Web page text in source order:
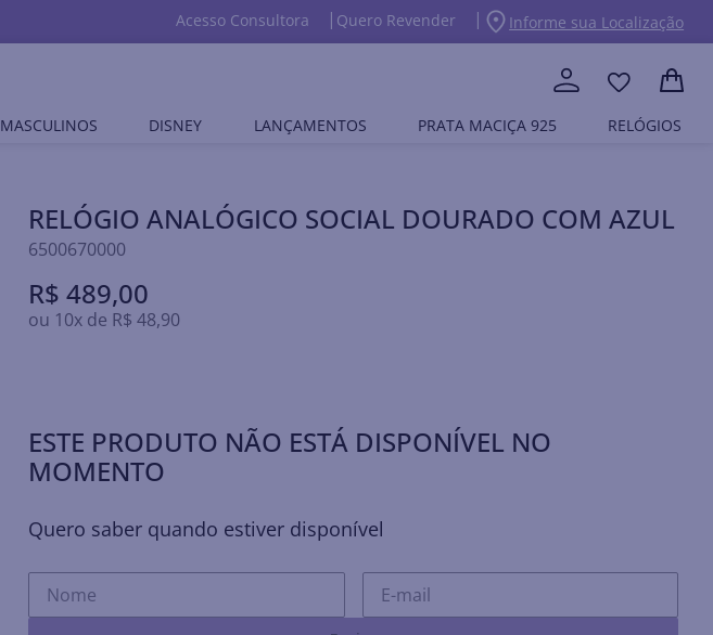
Acesso Consultora Quero Revender Informe sua Localização
MASCULINOS DISNEY LANÇAMENTOS PRATA MACIÇA 925 RELÓGIOS
RELÓGIO ANALÓGICO SOCIAL DOURADO COM AZUL
6500670000
R$ 489,00
ou 10x de R$ 48,90
ESTE PRODUTO NÃO ESTÁ DISPONÍVEL NO
MOMENTO
Quero saber quando estiver disponível